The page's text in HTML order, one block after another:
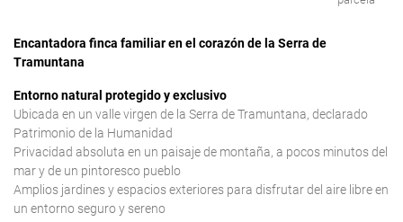
Encantadora finca familiar en el corazón de la Serra de
Tramuntana
Entorno natural protegido y exclusivo
Ubicada en un valle virgen de la Serra de Tramuntana, declarado
Patrimonio de la Humanidad
Privacidad absoluta en un paisaje de montaña, a pocos minutos del
mar y de un pintoresco pueblo
Amplios jardines y espacios exteriores para disfrutar del aire libre en
un entorno seguro y sereno